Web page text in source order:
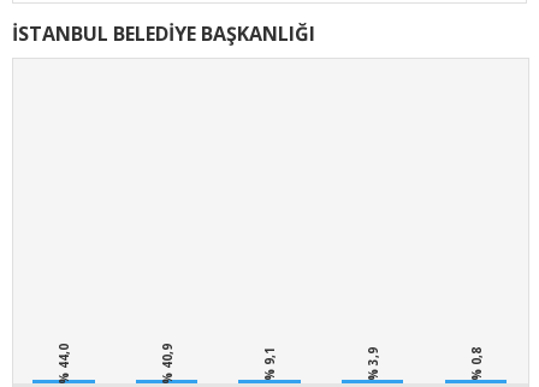
İSTANBUL BELEDİYE BAŞKANLIĞI
% 44,0 % 40,9 % 9,1 % 3,9 % 0,8